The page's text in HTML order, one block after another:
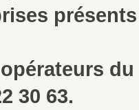
30 63.